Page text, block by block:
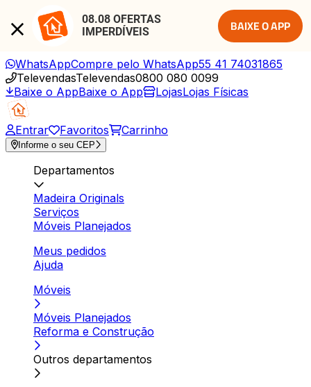
08.08 OFERTAS
IMPERDÍVEIS
BAIXE O APP
WhatsAppCompre pelo WhatsApp55 41 74031865
TelevendasTelevendas0800 080 0099
Baixe o AppBaixe o App LojasLojas Físicas
Entrar Favoritos Carrinho
Informe o seu CEP
Departamentos
Madeira Originals
Serviços
Móveis Planejados
Meus pedidos
Ajuda
Móveis
Móveis Planejados
Reforma e Construção
Outros departamentos